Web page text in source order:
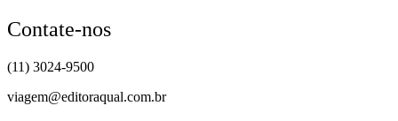
Contate-nos
(11) 3024-9500
viagem@editoraqual.com.br